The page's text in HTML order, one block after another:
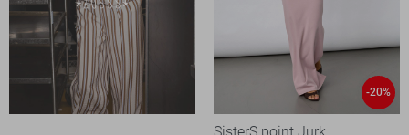
-20%